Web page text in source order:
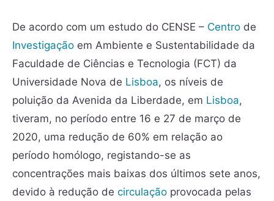
De acordo com um estudo do CENSE – Centro de
Investigação em Ambiente e Sustentabilidade da
Faculdade de Ciências e Tecnologia (FCT) da
Universidade Nova de Lisboa, os níveis de
poluição da Avenida da Liberdade, em Lisboa,
tiveram, no período entre 16 e 27 de março de
2020, uma redução de 60% em relação ao
período homólogo, registando-se as
concentrações mais baixas dos últimos sete anos,
devido à redução de circulação provocada pelas